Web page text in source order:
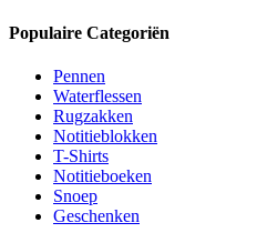
Populaire Categoriën
Pennen
Waterflessen
Rugzakken
Notitieblokken
T-Shirts
Notitieboeken
Snoep
Geschenken